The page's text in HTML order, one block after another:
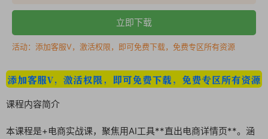
立即下载
活动：添加客服V，激活权限，即可免费下载，免费专区所有资源
课程内容简介
本课程是+电商实战课，聚焦用AI工具**直出电商详情页**。涵